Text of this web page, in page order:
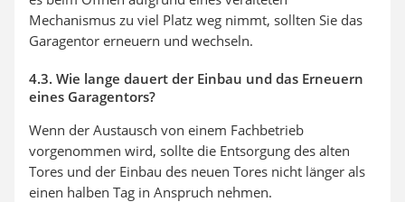
Mechanismus zu viel Platz weg nimmt, sollten Sie das
Garagentor erneuern und wechseln.
4.3. Wie lange dauert der Einbau und das Erneuern
eines Garagentors?
Wenn der Austausch von einem Fachbetrieb
vorgenommen wird, sollte die Entsorgung des alten
Tores und der Einbau des neuen Tores nicht länger als
einen halben Tag in Anspruch nehmen.